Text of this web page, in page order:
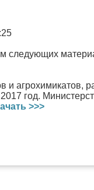
следующих
и
год.
>>>